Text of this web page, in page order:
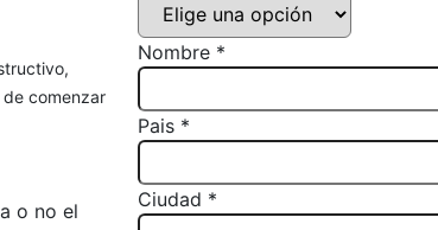
comenzar
o no el
Nombre *
Pais *
Ciudad *